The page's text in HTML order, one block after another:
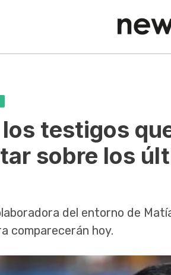
testigos
sobre los
del entorno de
comparecerán hoy.